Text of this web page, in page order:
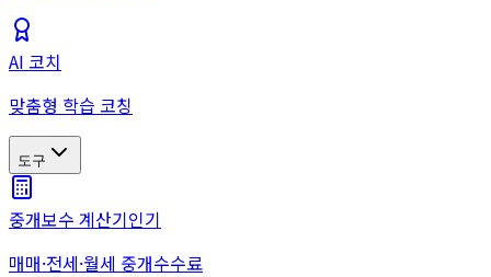
AI 코치
맞춤형 학습 코칭
도구
중개보수 계산기인기
매매·전세·월세 중개수수료